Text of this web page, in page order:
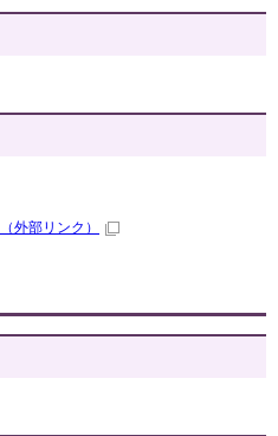
（外部リンク）